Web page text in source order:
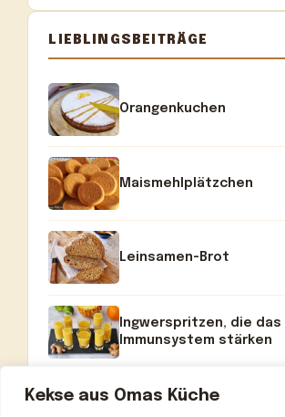
Kekse aus Omas Küche
LIEBLINGSBEITRÄGE
Orangenkuchen
Maismehlplätzchen
Leinsamen-Brot
Ingwerspritzen, die das
Immunsystem stärken